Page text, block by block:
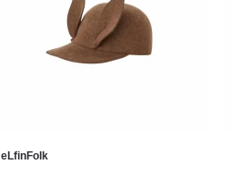
eLfinFolk